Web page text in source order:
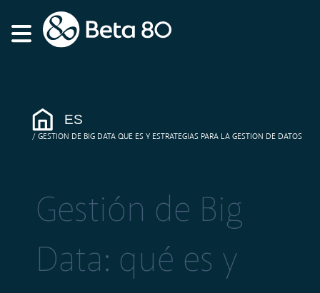
ES
GESTION DE BIG DATA QUE ES Y ESTRATEGIAS PARA LA GESTION DE DATOS
Gestión de Big
Data: qué es y